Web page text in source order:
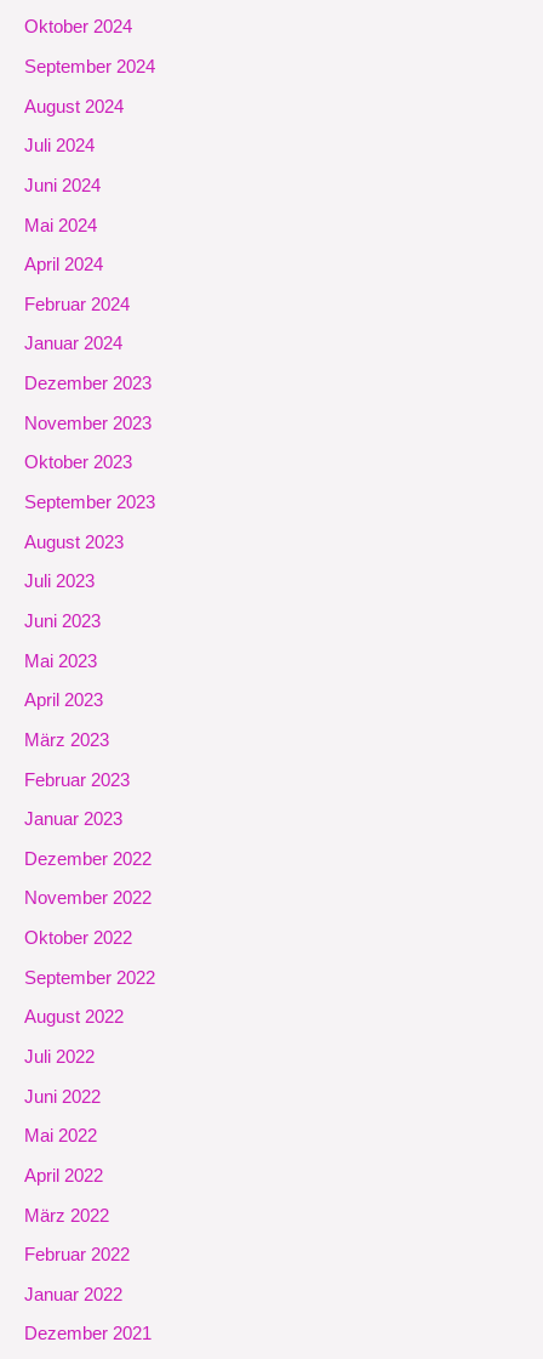
Oktober 2024
September 2024
August 2024
Juli 2024
Juni 2024
Mai 2024
April 2024
Februar 2024
Januar 2024
Dezember 2023
November 2023
Oktober 2023
September 2023
August 2023
Juli 2023
Juni 2023
Mai 2023
April 2023
März 2023
Februar 2023
Januar 2023
Dezember 2022
November 2022
Oktober 2022
September 2022
August 2022
Juli 2022
Juni 2022
Mai 2022
April 2022
März 2022
Februar 2022
Januar 2022
Dezember 2021